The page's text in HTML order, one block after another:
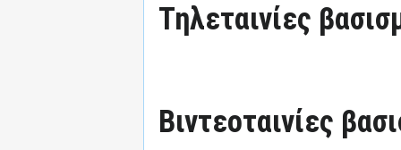
Τηλεταινίες
Βιντεοταινίες